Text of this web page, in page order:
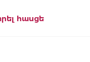
հասցե